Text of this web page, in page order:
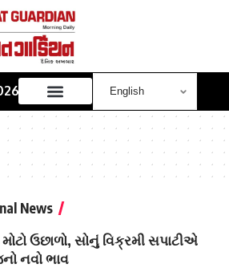
News
મોટો ઉછાળો, સોનું વિક્રમી સપાટીએ
નવો ભાવ